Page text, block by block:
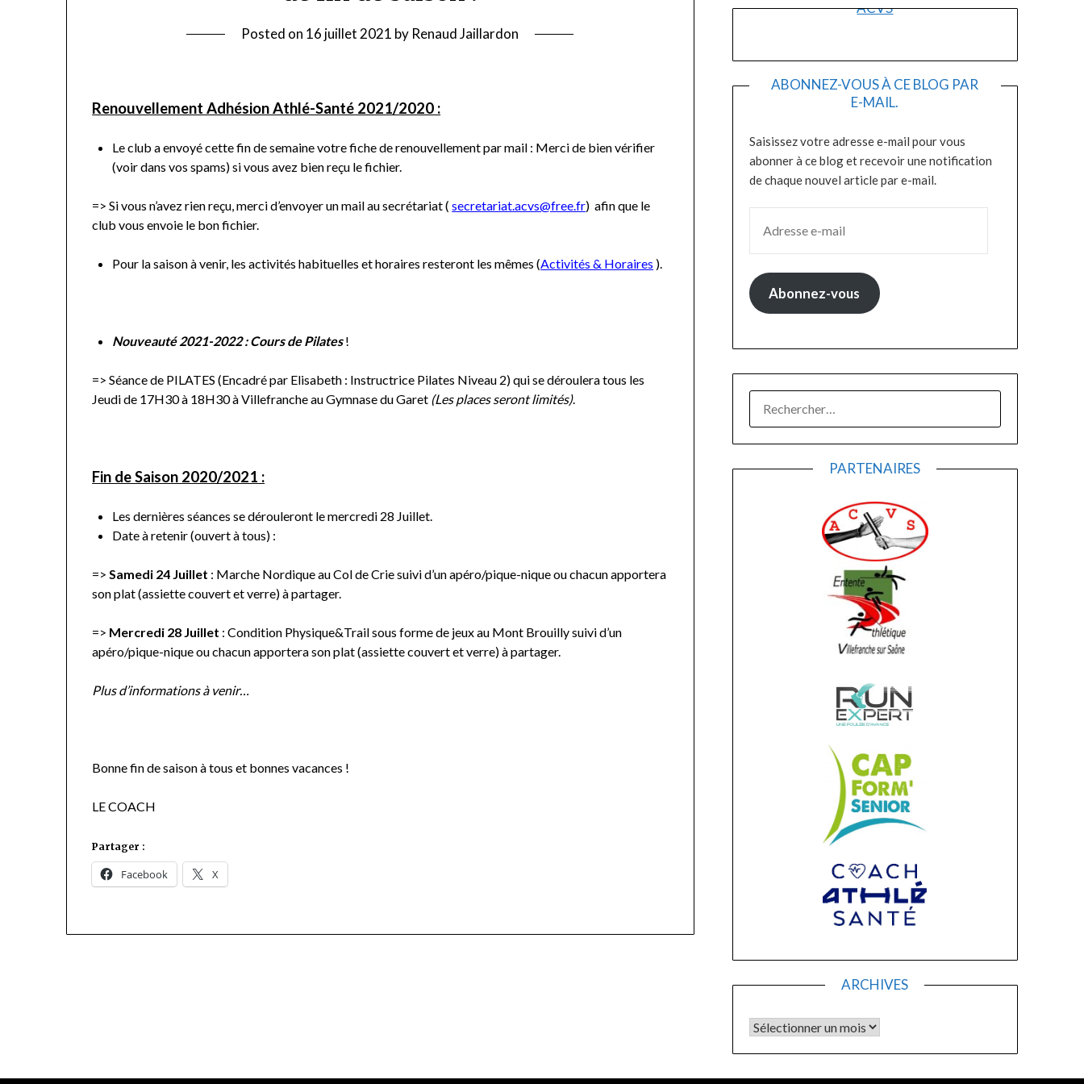
Posted on 16 juillet 2021 by Renaud Jaillardon
Renouvellement Adhésion Athlé-Santé 2021/2020 :
Le club a envoyé cette fin de semaine votre fiche de renouvellement par mail : Merci de bien vérifier
(voir dans vos spams) si vous avez bien reçu le fichier.
=> Si vous n’avez rien reçu, merci d’envoyer un mail au secrétariat ( secretariat.acvs@free.fr) afin que le
club vous envoie le bon fichier.
Pour la saison à venir, les activités habituelles et horaires resteront les mêmes (Activités & Horaires ).
Nouveauté 2021-2022 : Cours de Pilates !
=> Séance de PILATES (Encadré par Elisabeth : Instructrice Pilates Niveau 2) qui se déroulera tous les
Jeudi de 17H30 à 18H30 à Villefranche au Gymnase du Garet (Les places seront limités).
Fin de Saison 2020/2021 :
Les dernières séances se dérouleront le mercredi 28 Juillet.
Date à retenir (ouvert à tous) :
=>Samedi 24 Juillet : Marche Nordique au Col de Crie suivi d’un apéro/pique-nique ou chacun apportera
son plat (assiette couvert et verre) à partager.
=> Mercredi 28 Juillet : Condition Physique&Trail sous forme de jeux au Mont Brouilly suivi d’un
apéro/pique-nique ou chacun apportera son plat (assiette couvert et verre) à partager.
Plus d’informations à venir…
Bonne fin de saison à tous et bonnes vacances !
LE COACH
Partager :
Facebook X
ACVS
ABONNEZ-VOUS À CE BLOG PAR
E-MAIL.
Saisissez votre adresse e-mail pour vous
abonner à ce blog et recevoir une notification
de chaque nouvel article par e-mail.
Abonnez-vous
PARTENAIRES
ARCHIVES
Archives